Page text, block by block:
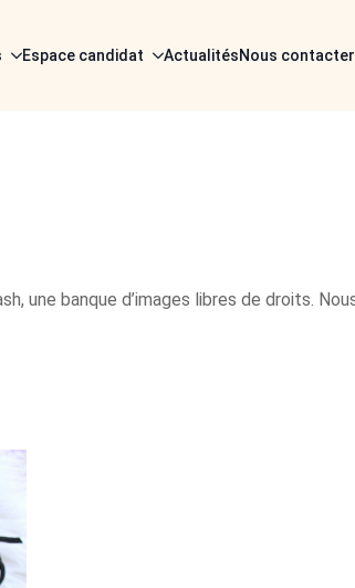
Espace candidat ActualitésNous contacter
une banque d’images libres de droits.